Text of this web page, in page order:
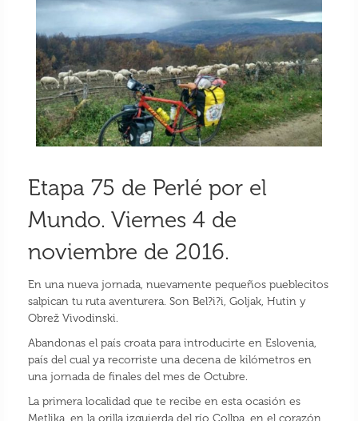
Etapa 75 de Perlé por el
Mundo. Viernes 4 de
noviembre de 2016.
En una nueva jornada, nuevamente pequeños pueblecitos
salpican tu ruta aventurera. Son Bel?i?i, Goljak, Hutin y
Obrež Vivodinski.
Abandonas el país croata para introducirte en Eslovenia,
país del cual ya recorriste una decena de kilómetros en
una jornada de finales del mes de Octubre.
La primera localidad que te recibe en esta ocasión es